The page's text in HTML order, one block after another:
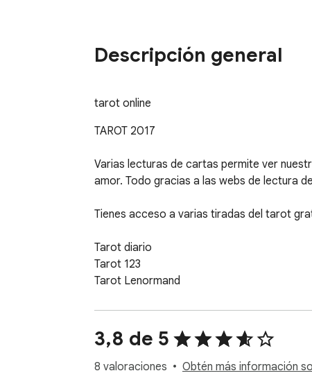
Descripción general
tarot online
TAROT 2017
Varias lecturas de cartas permite ver
amor. Todo gracias a las webs de lectura
Tienes acceso a varias tiradas del tarot
Tarot diario
Tarot 123
Tarot Lenormand
Tarot Gitano
Tarot del si o no
Tarot español con baraja española
tarot online
3,8 de 5
8 valoraciones Obtén más información